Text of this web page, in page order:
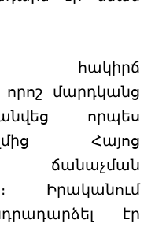
հակիրճ
որոշ մարդկանց
որպես
Հայոց
ճանաչման
Իրականում
էր